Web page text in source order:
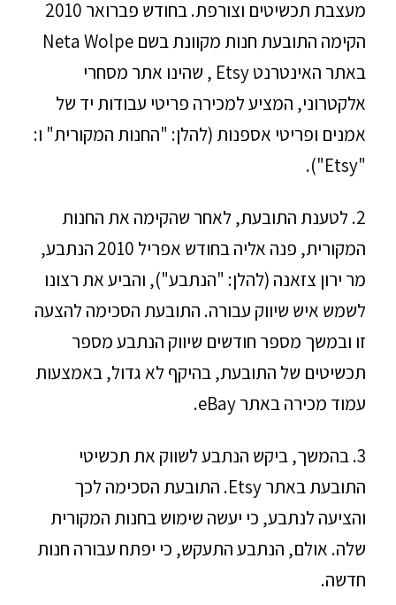
מעצבת תכשיטים וצורפת. בחודש פברואר 2010
הקימה התובעת חנות מקוונת בשם Neta Wolpe
באתר האינטרנט Etsy , שהינו אתר מסחרי
אלקטרוני, המציע למכירה פריטי עבודות יד של
אמנים ופריטי אספנות (להלן: "החנות המקורית" ו:
"Etsy").
2. לטענת התובעת, לאחר שהקימה את החנות
המקורית, פנה אליה בחודש אפריל 2010 הנתבע,
מר ירון צזאנה (להלן: "הנתבע"), והביע את רצונו
לשמש איש שיווק עבורה. התובעת הסכימה להצעה
זו ובמשך מספר חודשים שיווק הנתבע מספר
תכשיטים של התובעת, בהיקף לא גדול, באמצעות
עמוד מכירה באתר eBay.
3. בהמשך, ביקש הנתבע לשווק את תכשיטי
התובעת באתר Etsy. התובעת הסכימה לכך
והציעה לנתבע, כי יעשה שימוש בחנות המקורית
שלה. אולם, הנתבע התעקש, כי יפתח עבורה חנות
חדשה.